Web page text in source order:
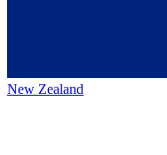
New Zealand